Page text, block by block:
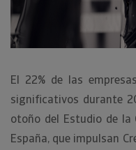
El 22% de las
significativos durante
otoño del Estudio de la
España, que impulsan